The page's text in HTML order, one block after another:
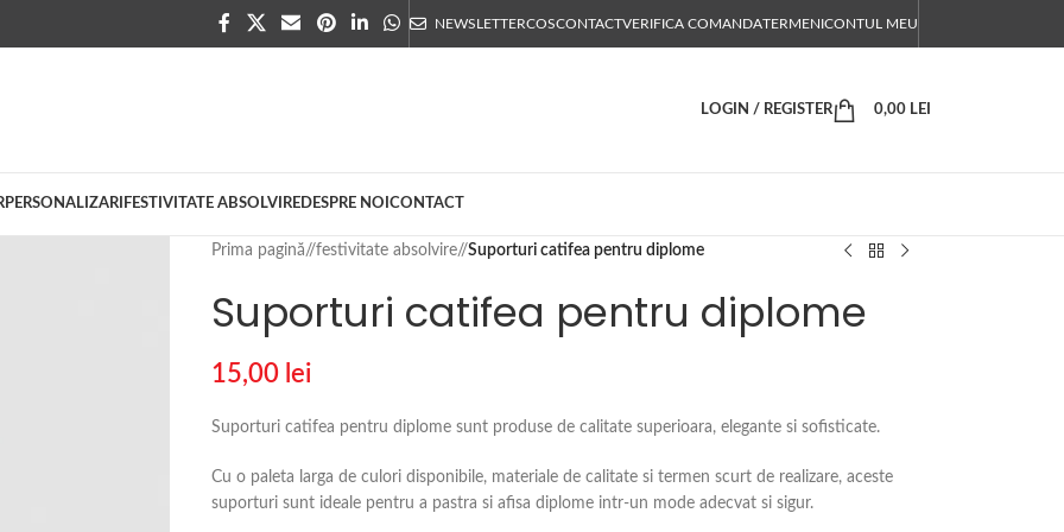
NEWSLETTERCOSCONTACTVERIFICA COMANDATERMENICONTUL MEU
LOGIN / REGISTER 0,00 LEI
PERSONALIZARI FESTIVITATE ABSOLVIREDESPRE NOI CONTACT
Prima pagină/ festivitate absolvire/ Suporturi catifea pentru diplome
Suporturi catifea pentru diplome
15,00 lei
Suporturi catifea pentru diplome sunt produse de calitate superioara, elegante si sofisticate.
Cu o paleta larga de culori disponibile, materiale de calitate si termen scurt de realizare, aceste
suporturi sunt ideale pentru a pastra si afisa diplome intr-un mode adecvat si sigur.